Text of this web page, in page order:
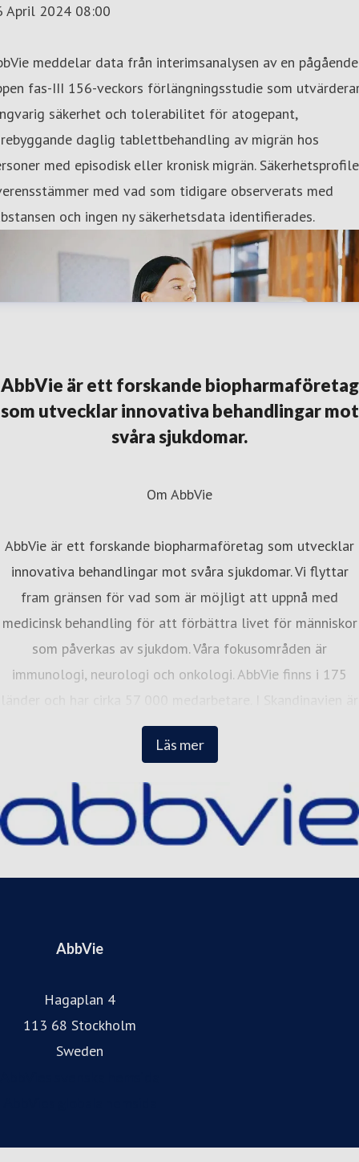
April 2024 08:00
meddelar data från interimsanalysen av en pågående
fas-III 156-veckors förlängningsstudie som
säkerhet och tolerabilitet för atogepant,
daglig tablettbehandling av migrän hos
med episodisk eller kronisk migrän.
med vad som tidigare observerats med
och ingen ny säkerhetsdata identifierades.
AbbVie är ett forskande biopharmaföretag
som utvecklar innovativa behandlingar mot
svåra sjukdomar.
Läs mer
Om AbbVie
AbbVie är ett forskande biopharmaföretag som utvecklar
innovativa behandlingar mot svåra sjukdomar. Vi flyttar
fram gränsen för vad som är möjligt att uppnå med
medicinsk behandling för att förbättra livet för människor
som påverkas av sjukdom. Våra fokusområden är
immunologi, neurologi och onkologi. AbbVie finns i 175
vi cirka 300 medarbetare med kontor i Stockholm, Oslo
och Köpenhamn. I alla tre länder placerar vi oss på Great
Besök gärna vår hemsida: abbvie.se, Facebook
@AbbVieSverige, och Instagram.
AbbVie
Hagaplan 4
113 68 Stockholm
Sweden